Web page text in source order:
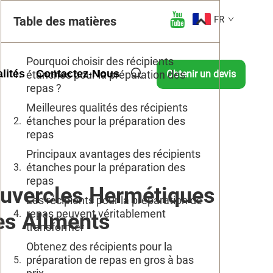
FR
Contactez-Nous Obtenir un devis
Hermétiques
Aliments
Table des matières
Pourquoi choisir des récipients
étanches pour la préparation des
repas ?
Meilleures qualités des récipients
étanches pour la préparation des
repas
Principaux avantages des récipients
étanches pour la préparation des
repas
Les récipients pour la préparation de
repas peuvent véritablement
transformer
Obtenez des récipients pour la
préparation de repas en gros à bas